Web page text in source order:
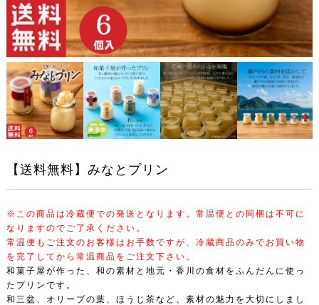
【送料無料】みなとプリン
※この商品は冷蔵便での発送となります。常温便との同梱は不可に
なりますのでご了承ください。
常温便もご注文のお客様はお手数ですが、冷蔵商品のみでお買い物
を完了してから常温商品をご注文下さい。
和菓子屋が作った、和の素材と地元・香川の食材をふんだんに使っ
たプリンです。
和三盆、オリーブの葉、ほうじ茶など、素材の魅力を大切にしまし